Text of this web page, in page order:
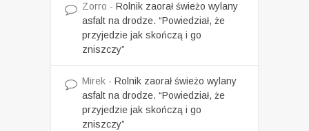
Zorro - Rolnik zaorał świeżo wylany
asfalt na drodze. “Powiedział, że
przyjedzie jak skończą i go
zniszczy”
Mirek - Rolnik zaorał świeżo wylany
asfalt na drodze. “Powiedział, że
przyjedzie jak skończą i go
zniszczy”